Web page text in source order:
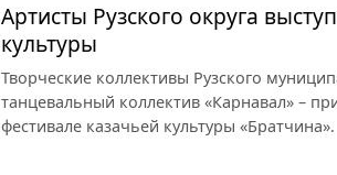
Артисты Рузского округа
культуры
Творческие коллективы Рузского
танцевальный коллектив «Карнавал» –
фестивале казачьей культуры «Братчина».